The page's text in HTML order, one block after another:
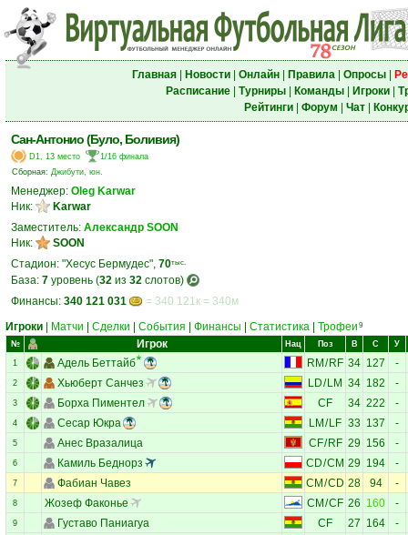
Главная| Новости| Онлайн| Правила| Опросы|
Расписание| Турниры| Команды| Игроки|
Рейтинги| Форум Чат|
Сан-Антонио (Було, Боливия)
D1, 13 место
1/16 финала
Сборная: Джибути, юн.
Менеджер: Oleg Karwar
Ник:
Karwar
Заместитель: Александр SOON
Ник:
SOON
Стадион: "Хесус Бермудес", 70тыс.
База: 7 уровень (32 из 32 слотов)
Финансы: 340 121 031
= 340 121к = 340м
Игроки
Матчи Сделки События Финансы Статистика Трофеи 9
№ Игрок Нац Поз В С У
1 Адель Беттайб RM / RF 34 127 -
2 Хьюберт Санчез LD/ LM 34 182 -
3 Борха Пиментел CF 34 222 -
4 Сесар Юкра LM / LF 33 137 -
5 Анес Вразалица CF/RF 29 156 -
6 Камиль Беднорз CD/CM 29 194 -
7 Фабиан Чавез CM /CD 28 94 -
8 Жозеф Факонье CM /CF 26 160 -
9 Густаво Паниагуа CF 27 164 -